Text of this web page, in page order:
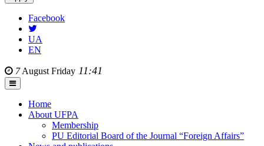
Facebook
UA
EN
7August Friday 11:41
Home
About UFPA
Membership
PU Editorial Board of the Journal “Foreign Affairs”